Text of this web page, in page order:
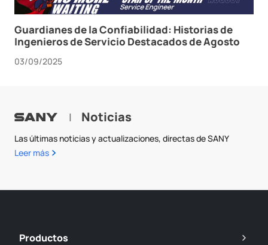
Guardianes de la Confiabilidad: Historias de
Ingenieros de Servicio Destacados de Agosto
03/09/2025
| Noticias
Las últimas noticias y actualizaciones, directas de SANY
Leer más
Productos